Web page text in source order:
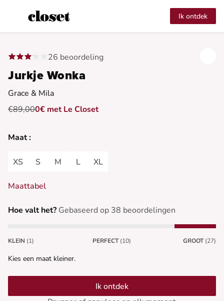
Ik ontdek
26 beoordeling
Jurkje Wonka
Grace & Mila
€89,000€ met Le Closet
Maat :
XS S M L XL
Maattabel
Hoe valt het? Gebaseerd op 38 beoordelingen
KLEIN (1) PERFECT (10) GROOT (27)
Kies een maat kleiner.
Ik ontdek